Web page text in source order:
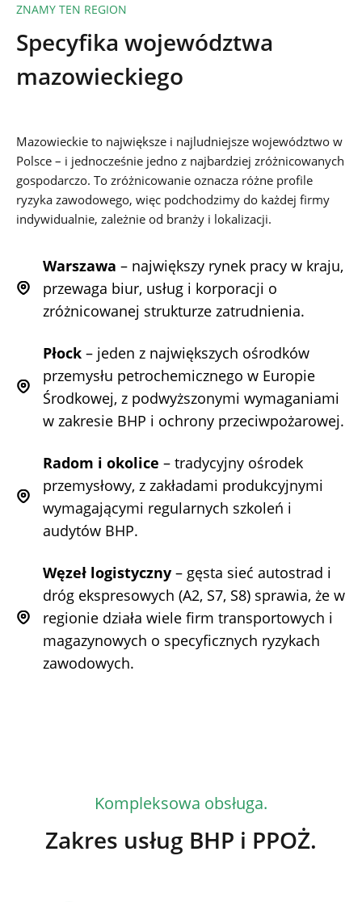
ZNAMY TEN REGION
Specyfika województwa
mazowieckiego
Mazowieckie to największe i najludniejsze województwo w
Polsce – i jednocześnie jedno z najbardziej zróżnicowanych
gospodarczo. To zróżnicowanie oznacza różne profile
ryzyka zawodowego, więc podchodzimy do każdej firmy
indywidualnie, zależnie od branży i lokalizacji.
Warszawa – największy rynek pracy w kraju,
przewaga biur, usług i korporacji o
zróżnicowanej strukturze zatrudnienia.
Płock– jeden z największych ośrodków
przemysłu petrochemicznego w Europie
Środkowej, z podwyższonymi wymaganiami
w zakresie BHP i ochrony przeciwpożarowej.
Radom i okolice – tradycyjny ośrodek
przemysłowy, z zakładami produkcyjnymi
wymagającymi regularnych szkoleń i
audytów BHP.
Węzeł logistyczny– gęsta sieć autostrad i
dróg ekspresowych (A2, S7, S8) sprawia, że w
regionie działa wiele firm transportowych i
magazynowych o specyficznych ryzykach
zawodowych.
Kompleksowa obsługa.
Zakres usług BHP i PPOŻ.